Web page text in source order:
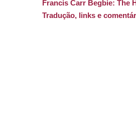
Francis Carr Begbie: The
Tradução, linkse